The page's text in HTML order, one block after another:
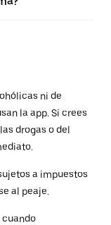
ni de
la app. Si crees
drogas o del
a impuestos
al peaje.
cuando